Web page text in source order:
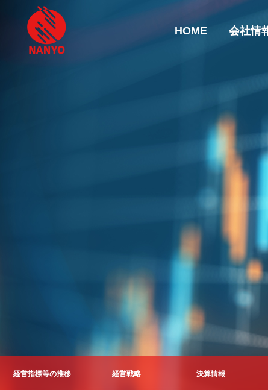
HOME 会社情
経営指標等の推移 経営戦略 決算情報